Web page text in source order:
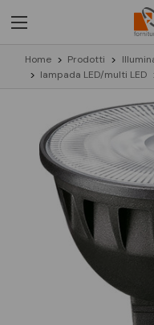
Home Prodotti
lampada LED/multi LED